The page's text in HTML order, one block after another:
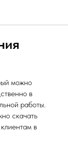
можно
в
работы.
скачать
в